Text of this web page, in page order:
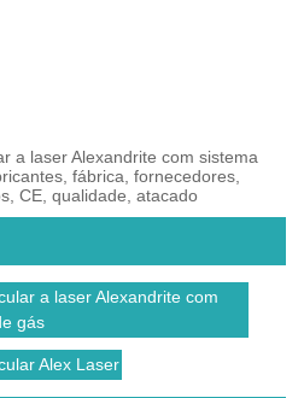
a laser Alexandrite com sistema
fábrica, fornecedores,
CE, qualidade, atacado
a laser Alexandrite com
gás
Alex Laser